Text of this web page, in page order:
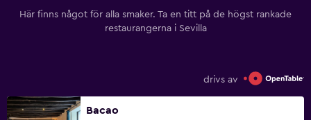
Här finns något för alla smaker. Ta en titt på de högst rankade
restaurangerna i Sevilla
drivs av
Bacao